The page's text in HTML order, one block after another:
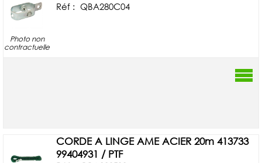
Photo non
contractuelle
Réf : QBA280C04
CORDE A LINGE AME ACIER 20m 413733
99404931 / PTF